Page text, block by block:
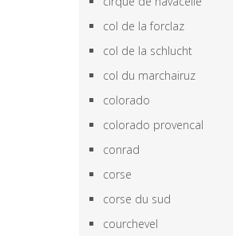
col de la forclaz
col de la schlucht
col du marchairuz
colorado
colorado provencal
conrad
corse
corse du sud
courchevel